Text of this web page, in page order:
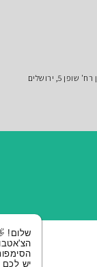
שלום! 👋 אני
הצ'אטבוט של
הסימפונית
יש לכם שאלות?